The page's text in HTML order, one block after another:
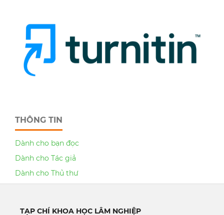
THÔNG TIN
Dành cho bạn đọc
Dành cho Tác giả
Dành cho Thủ thư
TẠP CHÍ KHOA HỌC LÂM NGHIỆP